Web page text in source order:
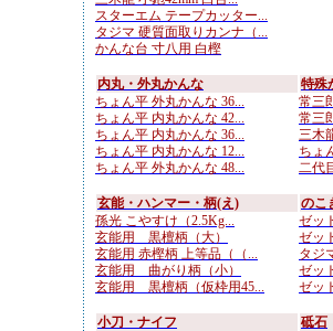
スターエム テープカッター...
タジマ 硬質面取りカンナ（...
かんな台 寸八用 白樫
内丸・外丸かんな
ちょん平 外丸かんな 36...
ちょん平 内丸かんな 42...
ちょん平 内丸かんな 36...
ちょん平 内丸かんな 12...
ちょん平 外丸かんな 48...
特殊
常三
常三
三木
ちょ
二代
玄能・ハンマー・柄(え)
孫光 こやすけ（2.5Kg...
玄能用 黒檀柄（大）
玄能用 赤樫柄 上等品（（...
玄能用 曲がり柄（小）
玄能用 黒檀柄（仮枠用45...
のこ
ゼッ
ゼッ
タジ
ゼッ
ゼッ
小刀・ナイフ
砥石